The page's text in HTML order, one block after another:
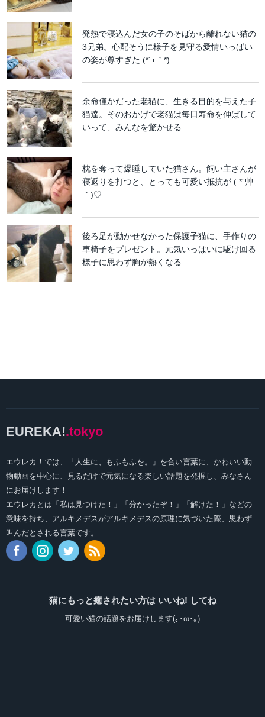
発熱で寝込んだ女の子のそばから離れない猫の
3兄弟。心配そうに様子を見守る愛情いっぱい
の姿が尊すぎた (*´ｪ｀*)
余命僅かだった老猫に、生きる目的を与えた子
猫達。そのおかげで老猫は毎日寿命を伸ばして
いって、みんなを驚かせる
枕を奪って爆睡していた猫さん。飼い主さんが
寝返りを打つと、とっても可愛い抵抗が ( *´艸
｀)♡
後ろ足が動かせなかった保護子猫に、手作りの
車椅子をプレゼント。元気いっぱいに駆け回る
様子に思わず胸が熱くなる
EUREKA!.tokyo
エウレカ！では、「人生に、もふもふを。」を合い言葉に、かわいい動
物動画を中心に、見るだけで元気になる楽しい話題を発掘し、みなさん
にお届けします！
エウレカとは「私は見つけた！」「分かったぞ！」「解けた！」などの
意味を持ち、アルキメデスがアルキメデスの原理に気づいた際、思わず
叫んだとされる言葉です。
猫にもっと癒されたい方は いいね! してね
可愛い猫の話題をお届けします(｡･ω･｡)